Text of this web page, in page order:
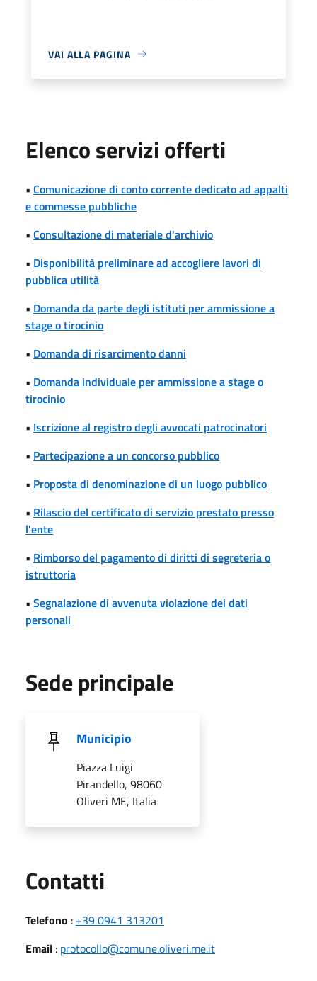
VAI ALLA PAGINA
Elenco servizi offerti
• Comunicazione di conto corrente dedicato ad appalti
e commesse pubbliche
• Consultazione di materiale d'archivio
• Disponibilità preliminare ad accogliere lavori di
pubblica utilità
• Domanda da parte degli istituti per ammissione a
stage o tirocinio
• Domanda di risarcimento danni
• Domanda individuale per ammissione a stage o
tirocinio
• Iscrizione al registro degli avvocati patrocinatori
• Partecipazione a un concorso pubblico
• Proposta di denominazione di un luogo pubblico
• Rilascio del certificato di servizio prestato presso
l'ente
• Rimborso del pagamento di diritti di segreteria o
istruttoria
• Segnalazione di avvenuta violazione dei dati
personali
Sede principale
Municipio
Piazza Luigi
Pirandello, 98060
Oliveri ME, Italia
Contatti
Telefono : +39 0941 313201
Email : protocollo@comune.oliveri.me.it